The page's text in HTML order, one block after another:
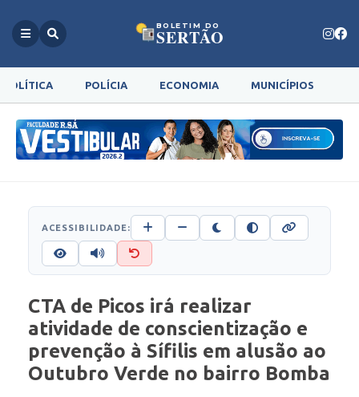
BOLETIM DO
SERTÃO
POLÍTICA POLÍCIA ECONOMIA MUNICÍPIOS
ACESSIBILIDADE:
CTA de Picos irá realizar
atividade de conscientização e
prevenção à Sífilis em alusão ao
Outubro Verde no bairro Bomba